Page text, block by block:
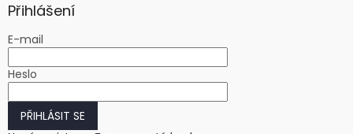
Přihlášení
E-mail
Heslo
PŘIHLÁSIT SE